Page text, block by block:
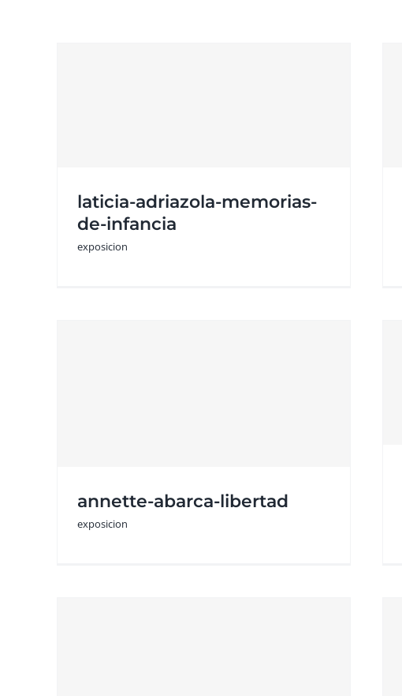
laticia-adriazola-memorias-
de-infancia
exposicion
exposicion
annette-abarca-libertad
exposicion
exposicion